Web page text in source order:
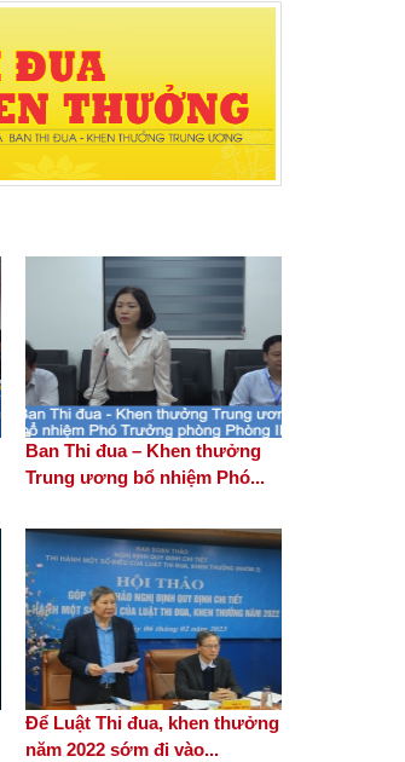
Ban Thi đua – Khen thưởng
Trưởng phòng Phòng III
Nghiên cứu, học tập, quán
triệt, tuyên truyền nội dung
cuốn sách của Tổng Bí thư
Khảo sát mô hình trong xây
dựng nông thôn mới tại
huyện Bình Chánh, Thành
phố Hồ Chí Minh
Chi bộ Văn phòng Ban kết
Bổ nhiệm Phó Chánh Văn
phòng Ban Thi đua – Khen
thưởng Trung ương
Ban Thi đua – Khen thưởng
Trung ương bổ nhiệm Phó...
Để Luật Thi đua, khen thưởng
năm 2022 sớm đi vào...